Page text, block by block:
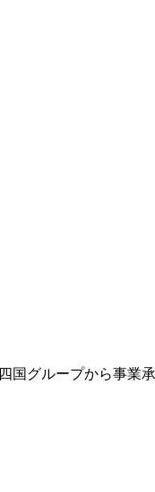
国グループから事業